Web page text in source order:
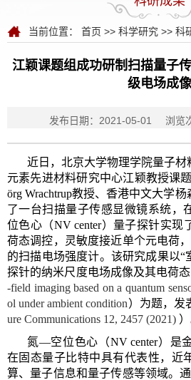
当前位置： 首页 >> 科学研究 >> 科
江颖课题组成功研制扫描量子
级电场成像
发布日期：2021-05-01 浏览
近日，北京大学物理学院量子
元素先进材料研究中心江颖教授课
örg Wrachtrup教授、香港中文大学
了一台扫描量子传感显微镜系统，
位色心（NV center）量子探针实现
荷态调控，灵敏度接近单个元电荷
的扫描电场强度计。该研究成果以“
探针的纳米尺度电场成像及其电荷
-field imaging based on a quantum
ol under ambient condition）为题，发
ure Communications 12, 2457 (2021) ）
氮—空位色心（NV center）是
在固态量子比特中具有代表性，近
算、量子信息和量子传感等领域。